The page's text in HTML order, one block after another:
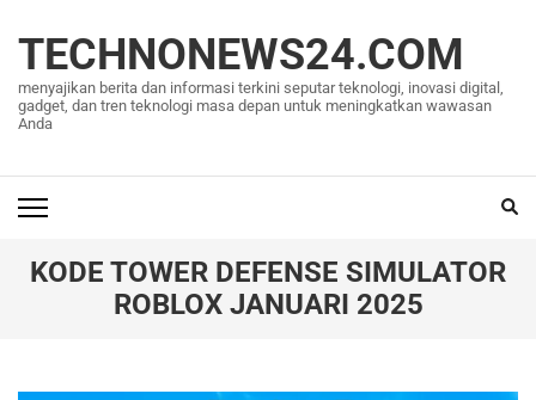
konten
(Tekan
Enter)
TECHNONEWS24.COM
menyajikan berita dan informasi terkini seputar teknologi, inovasi digital,
gadget, dan tren teknologi masa depan untuk meningkatkan wawasan
Anda
KODE TOWER DEFENSE SIMULATOR
ROBLOX JANUARI 2025